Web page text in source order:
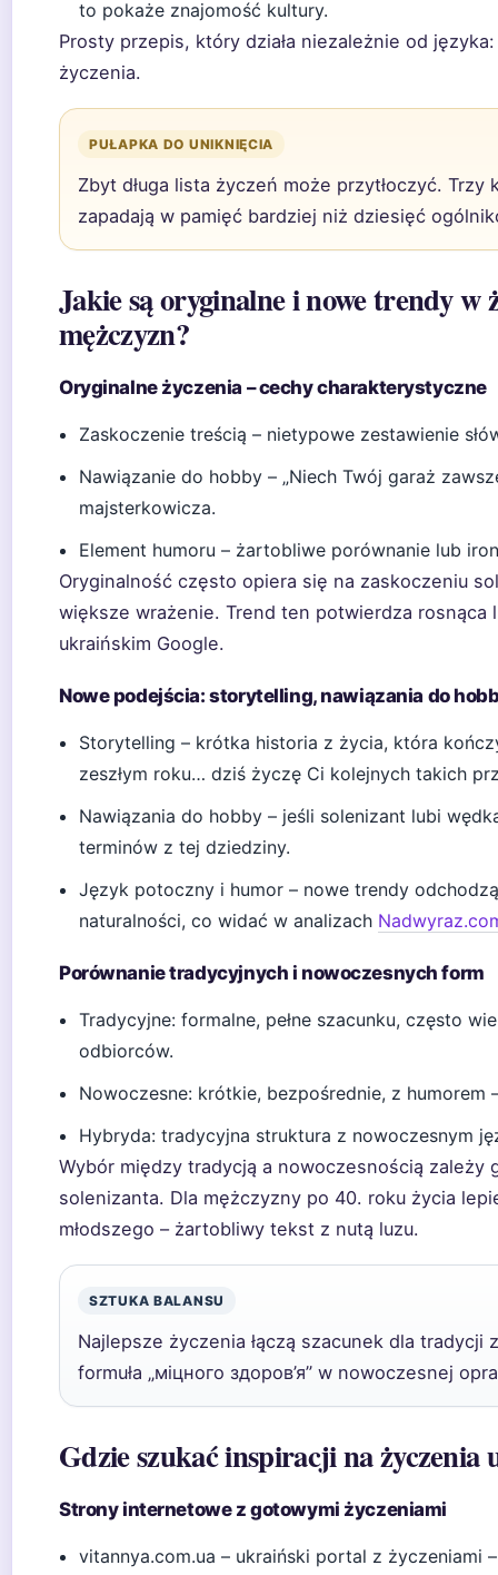
to pokaże znajomość kultury.
Prosty przepis, który działa niezależnie od
życzenia.
PUŁAPKA DO UNIKNIĘCIA
Zbyt długa lista życzeń może przytłoczyć.
zapadają w pamięć bardziej niż dziesięć
Jakie są oryginalne i nowe trendy w
mężczyzn?
Oryginalne życzenia – cechy charakterystyczne
Zaskoczenie treścią – nietypowe zestawienie
Nawiązanie do hobby – „Niech Twój garaż
majsterkowicza.
Element humoru – żartobliwe porównanie lub
Oryginalność często opiera się na zaskoczeniu
większe wrażenie. Trend ten potwierdza rosnąca
ukraińskim Google.
Nowe podejścia: storytelling, nawiązania do
Storytelling – krótka historia z życia, która
zeszłym roku… dziś życzę Ci kolejnych takich
Nawiązania do hobby – jeśli solenizant lubi
terminów z tej dziedziny.
Język potoczny i humor – nowe trendy
naturalności, co widać w analizach
Porównanie tradycyjnych i nowoczesnych form
Tradycyjne: formalne, pełne szacunku, często
odbiorców.
Nowoczesne: krótkie, bezpośrednie, z humorem
Hybryda: tradycyjna struktura z nowoczesnym
Wybór między tradycją a nowoczesnością zależy
solenizanta. Dla mężczyzny po 40. roku życia
młodszego – żartobliwy tekst z nutą luzu.
SZTUKA BALANSU
Najlepsze życzenia łączą szacunek dla tradycji
formuła „міцного здоров’я” w nowoczesnej
Gdzie szukać inspiracji na życzenia
Strony internetowe z gotowymi życzeniami
vitannya.com.ua – ukraiński portal z życzeniami